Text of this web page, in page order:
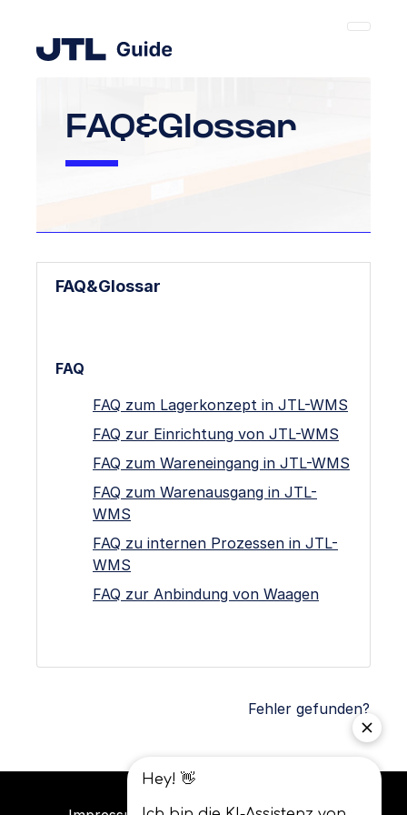
FAQ&Glossar
FAQ&Glossar
FAQ
FAQ zum Lagerkonzept in JTL-WMS
FAQ zur Einrichtung von JTL-WMS
FAQ zum Wareneingang in JTL-WMS
FAQ zum Warenausgang in JTL-
WMS
FAQ zu internen Prozessen in JTL-
WMS
FAQ zur Anbindung von Waagen
Fehler gefunden?